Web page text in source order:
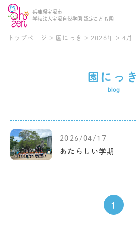
兵庫県宝塚市
学校法人宝塚自然学園 認定こども園
トップページ > 園にっき > 2026年 > 4月
園にっき
blog
2026/04/17
あたらしい学期
1